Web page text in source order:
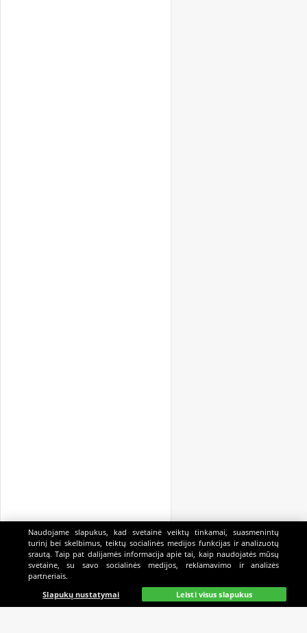
Pagrindinis Gyvai Paieška Mano Kazino
Naudojame slapukus, kad svetainė veiktų tinkamai, suasmenintų
turinį bei skelbimus, teiktų socialinės medijos funkcijas ir analizuotų
srautą. Taip pat dalijamės informacija apie tai, kaip naudojatės mūsų
svetaine, su savo socialinės medijos, reklamavimo ir analizės
partneriais.
Slapukų nustatymai
Leisti visus slapukus